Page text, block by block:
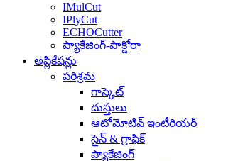
IMulCut
IPlyCut
ECHOCutter
ప్యాకేజింగ్-పాక్డోరా
అప్లికేషన్లు
పరిశ్రమ
గాస్కెట్
దుస్తులు
ఆటోమోటివ్ ఇంటీరియర్
సైన్ & గ్రాఫిక్
ప్యాకేజింగ్